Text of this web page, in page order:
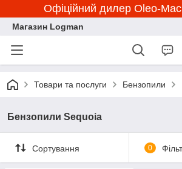
Офіційний дилер Oleo-Mac
Магазин Logman
Товари та послуги Бензопили
Бензопили Sequoia
Сортування 0